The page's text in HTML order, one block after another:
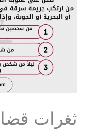
ثغرات